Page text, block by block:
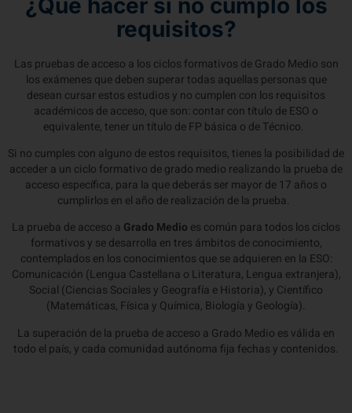
requisitos?
Las pruebas de acceso a los ciclos formativos de Grado Medio son
los exámenes que deben superar todas aquellas personas que
desean cursar estos estudios y no cumplen con los requisitos
académicos de acceso, que son: contar con título de ESO o
equivalente, tener un título de FP básica o de Técnico.
Si no cumples con alguno de estos requisitos, tienes la posibilidad de
acceder a un ciclo formativo de grado medio realizando la prueba de
acceso específica, para la que deberás ser mayor de 17 años o
cumplirlos en el año de realización de la prueba.
La prueba de acceso a Grado Medio es común para todos los ciclos
formativos y se desarrolla en tres ámbitos de conocimiento,
contemplados en los conocimientos que se adquieren en la ESO:
Comunicación (Lengua Castellana o Literatura, Lengua extranjera),
Social (Ciencias Sociales y Geografía e Historia), y Científico
(Matemáticas, Física y Química, Biología y Geología).
La superación de la prueba de acceso a Grado Medio es válida en
todo el país, y cada comunidad autónoma fija fechas y contenidos.